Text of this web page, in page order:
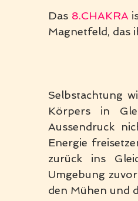
Das 8.CHAKRA
Magnetfeld, das
Selbstachtung
Körpers in
Aussendruck
Energie
zurück ins
Umgebung
den Mühen und